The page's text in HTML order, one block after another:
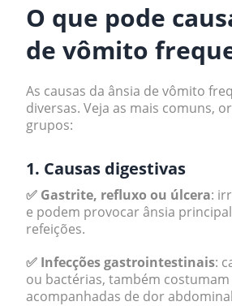
O que pode
de vômito
As causas da ânsia de vômito
diversas. Veja as mais comuns,
grupos:
1. Causas digestivas
✅ Gastrite, refluxo ou úlcera:
e podem provocar ânsia
refeições.
✅ Infecções gastrointestinais:
ou bactérias, também
acompanhadas de dor